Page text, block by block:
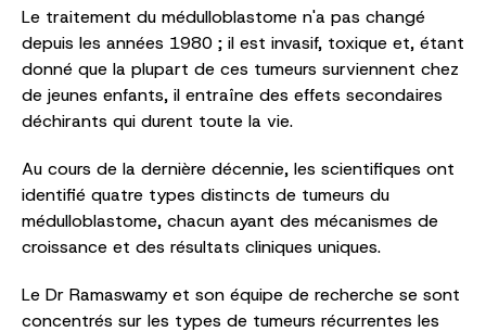
Le traitement du médulloblastome n'a pas changé
depuis les années 1980 ; il est invasif, toxique et, étant
donné que la plupart de ces tumeurs surviennent chez
de jeunes enfants, il entraîne des effets secondaires
déchirants qui durent toute la vie.
Au cours de la dernière décennie, les scientifiques ont
identifié quatre types distincts de tumeurs du
médulloblastome, chacun ayant des mécanismes de
croissance et des résultats cliniques uniques.
Le Dr Ramaswamy et son équipe de recherche se sont
concentrés sur les types de tumeurs récurrentes les